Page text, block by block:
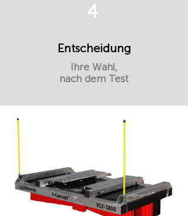
4
Entscheidung
Ihre Wahl,
nach dem Test